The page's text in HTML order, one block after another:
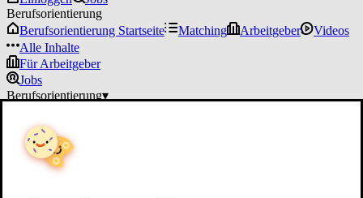
Berufsorientierung
Berufsorientierung Startseite
Matching Arbeitgeber
Videos
Alle Inhalte
Für Arbeitgeber
Jobs
Berufsorientierung▾